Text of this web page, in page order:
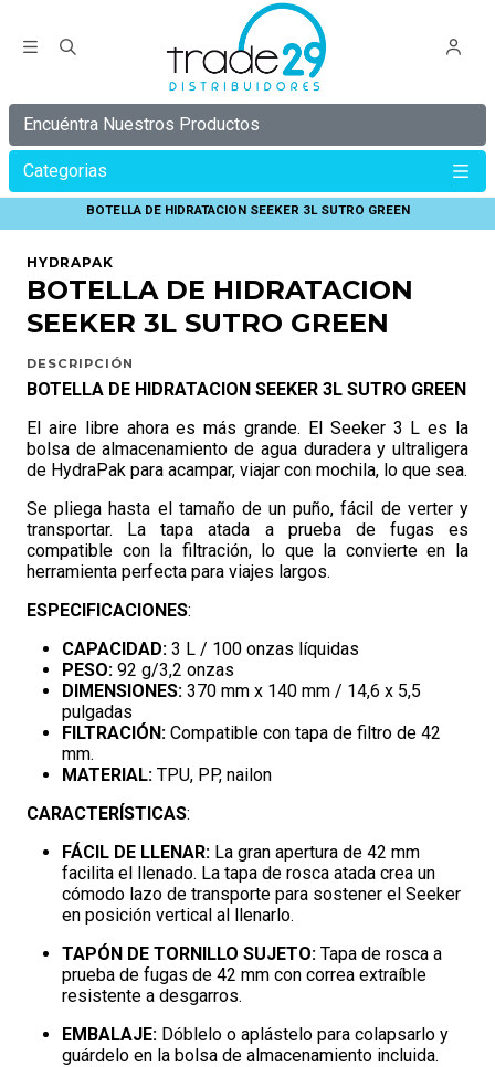
Encuéntra Nuestros Productos
Categorias
BOTELLA DE HIDRATACION SEEKER 3L SUTRO GREEN
HYDRAPAK
BOTELLA DE HIDRATACION
SEEKER 3L SUTRO GREEN
DESCRIPCIÓN
BOTELLA DE HIDRATACION SEEKER 3L SUTRO GREEN
El aire libre ahora es más grande. El Seeker 3 L es la
bolsa de almacenamiento de agua duradera y ultraligera
de HydraPak para acampar, viajar con mochila, lo que sea.
Se pliega hasta el tamaño de un puño, fácil de verter y
transportar. La tapa atada a prueba de fugas es
compatible con la filtración, lo que la convierte en la
herramienta perfecta para viajes largos.
ESPECIFICACIONES:
CAPACIDAD: 3 L / 100 onzas líquidas
PESO: 92 g/3,2 onzas
DIMENSIONES: 370 mm x 140 mm / 14,6 x 5,5
pulgadas
FILTRACIÓN: Compatible con tapa de filtro de 42
mm.
MATERIAL: TPU, PP, nailon
CARACTERÍSTICAS:
FÁCIL DE LLENAR: La gran apertura de 42 mm
facilita el llenado. La tapa de rosca atada crea un
cómodo lazo de transporte para sostener el Seeker
en posición vertical al llenarlo.
TAPÓN DE TORNILLO SUJETO: Tapa de rosca a
prueba de fugas de 42 mm con correa extraíble
resistente a desgarros.
EMBALAJE: Dóblelo o aplástelo para colapsarlo y
guárdelo en la bolsa de almacenamiento incluida.